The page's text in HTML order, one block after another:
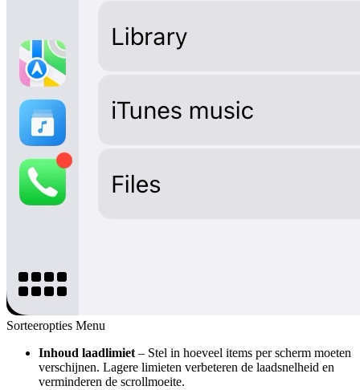
Sorteeropties Menu
Inhoud laadlimiet – Stel in hoeveel items per scherm moeten
verschijnen. Lagere limieten verbeteren de laadsnelheid en
verminderen de scrollmoeite.